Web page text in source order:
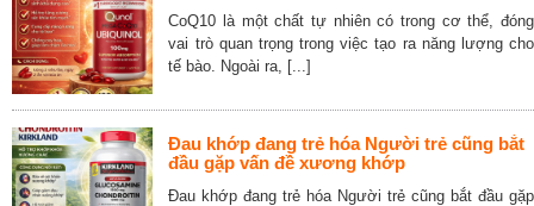
CoQ10 là một chất tự nhiên có trong cơ thể, đóng
vai trò quan trọng trong việc tạo ra năng lượng cho
tế bào. Ngoài ra, [...]
Đau khớp đang trẻ hóa Người trẻ cũng bắt
đầu gặp vấn đề xương khớp
Đau khớp đang trẻ hóa Người trẻ cũng bắt đầu gặp